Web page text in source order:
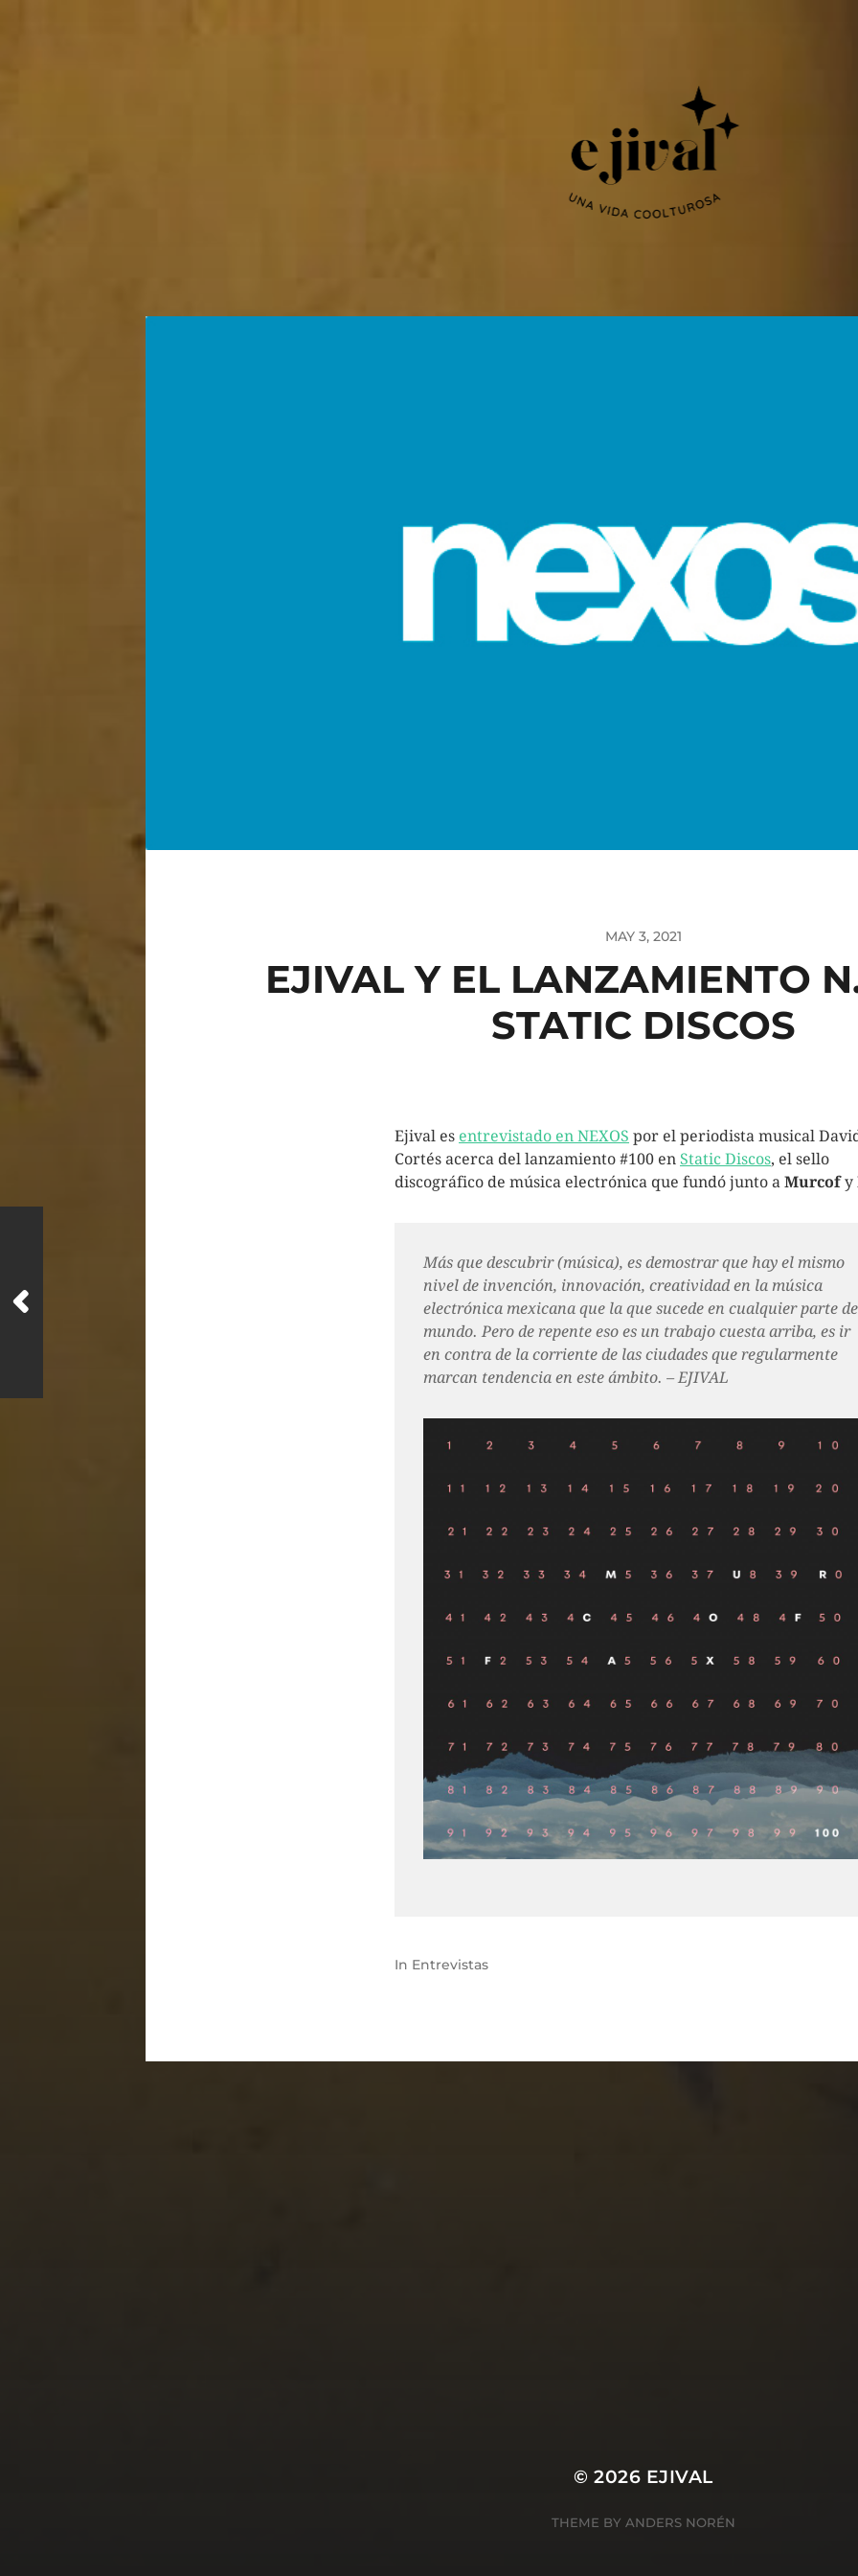
MAY 3, 2021
EJIVAL Y EL LANZAMIENTO
STATIC DISCOS
Ejival es entrevistado en NEXOS por el periodista musical
Cortés acerca del lanzamiento #100 en Static Discos, el sello
discográfico de música electrónica que fundó junto a Murcofy
Más que descubrir (música), es demostrar que hay el mismo
nivel de invención, innovación, creatividad en la música
electrónica mexicana que la que sucede en cualquier parte
mundo. Pero de repente eso es un trabajo cuesta arriba, es ir
en contra de la corriente de las ciudades que regularmente
marcan tendencia en este ámbito. – EJIVAL
In Entrevistas
© 2026 EJIVAL
THEME BY ANDERS NORÉN